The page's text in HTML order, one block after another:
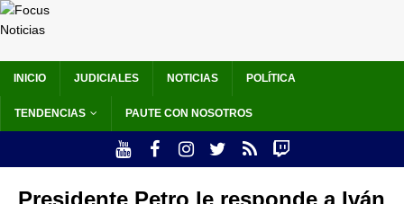
INICIO JUDICIALES NOTICIAS POLÍTICA
TENDENCIAS PAUTE CON NOSOTROS